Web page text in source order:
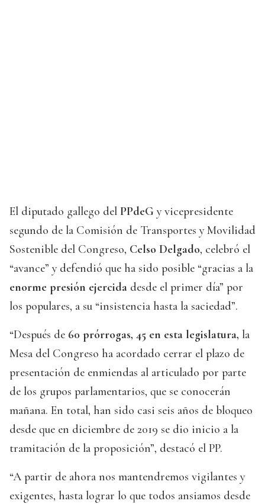
El diputado gallego del PPdeG y vicepresidente
segundo de la Comisión de Transportes y Movilidad
Sostenible del Congreso, Celso Delgado, celebró el
“avance” y defendió que ha sido posible “gracias a la
enorme presión ejercida desde el primer día” por
los populares, a su “insistencia hasta la saciedad”.
“Después de 60 prórrogas, 45 en esta legislatura, la
Mesa del Congreso ha acordado cerrar el plazo de
presentación de enmiendas al articulado por parte
de los grupos parlamentarios, que se conocerán
mañana. En total, han sido casi seis años de bloqueo
desde que en diciembre de 2019 se dio inicio a la
tramitación de la proposición”, destacó el PP.
“A partir de ahora nos mantendremos vigilantes y
exigentes, hasta lograr lo que todos ansiamos desde